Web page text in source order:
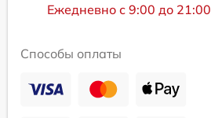
Ежедневно с 9:00 до 21:00
Способы оплаты